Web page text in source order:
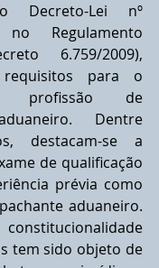
Decreto-Lei nº
Regulamento
6.759/2009),
para o
profissão de
Dentre
destacam-se a
de qualificação
prévia como
aduaneiro.
tem sido objeto de